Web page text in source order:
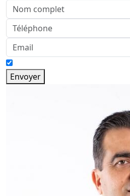
Envoyer